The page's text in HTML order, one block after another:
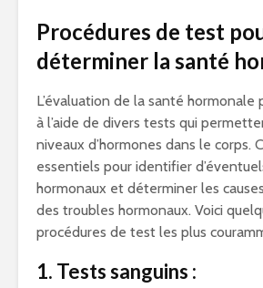
Procédures de test
déterminer la santé
L’évaluation de la santé
à l’aide de divers tests qui
niveaux d’hormones dans le corps.
essentiels pour identifier
hormonaux et déterminer les
des troubles hormonaux. Voici
procédures de test les plus
1. Tests sanguins :